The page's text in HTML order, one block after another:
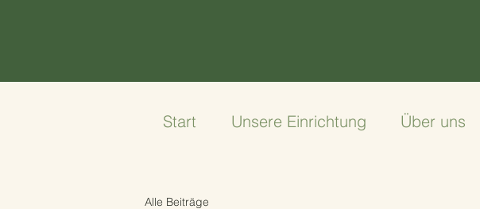
Start Unsere Einrichtung Über uns
Alle Beiträge